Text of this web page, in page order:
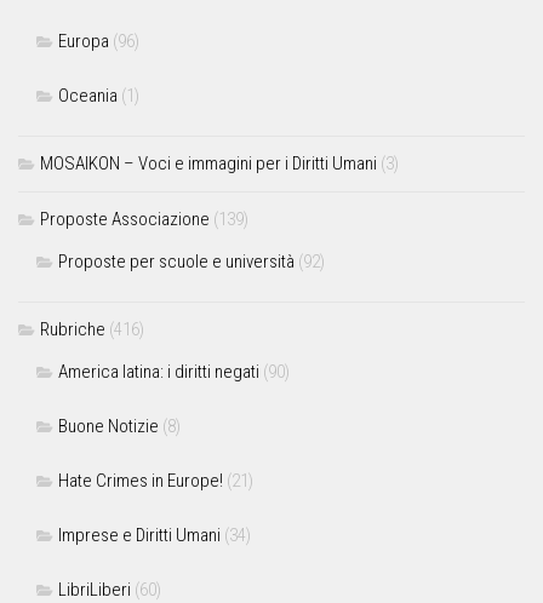
Europa (96)
Oceania (1)
MOSAIKON – Voci e immagini per i Diritti Umani (3)
Proposte Associazione (139)
Proposte per scuole e università (92)
Rubriche (416)
America latina: i diritti negati (90)
Buone Notizie (8)
Hate Crimes in Europe! (21)
Imprese e Diritti Umani (34)
LibriLiberi (60)